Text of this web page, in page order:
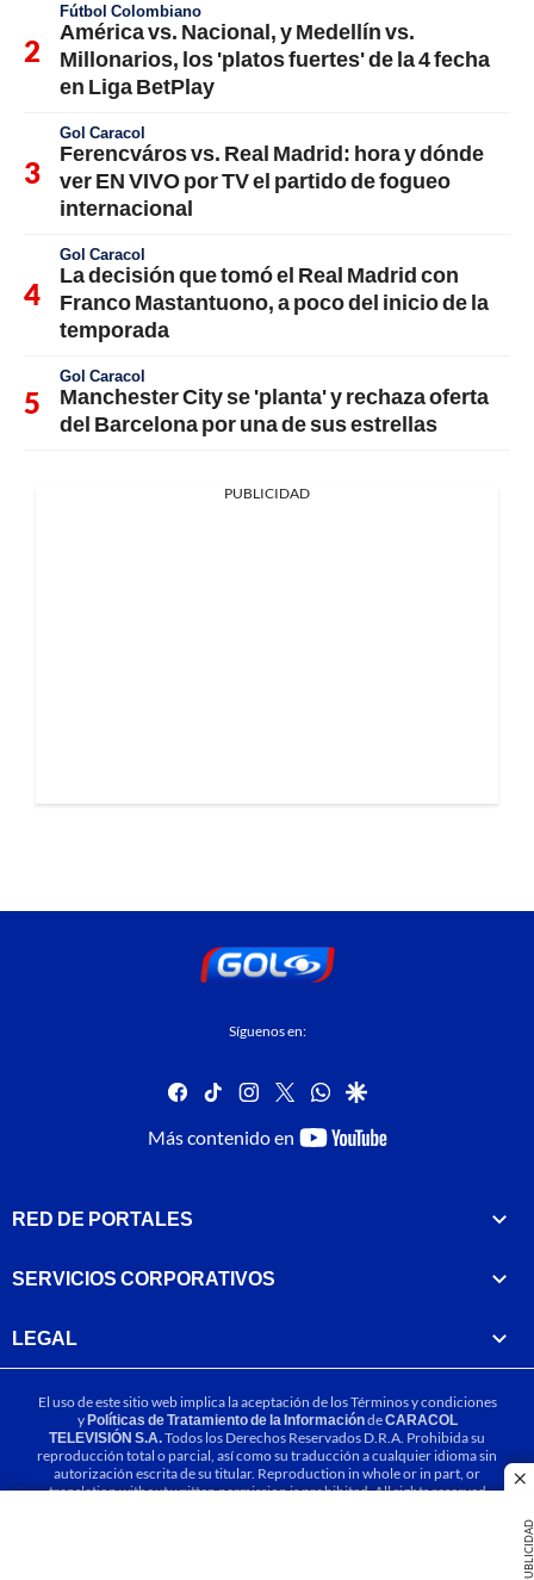
PUBLICIDAD
Fútbol Colombiano
América vs. Nacional, y Medellín vs.
Millonarios, los 'platos fuertes' de la 4 fecha
en Liga BetPlay
Gol Caracol
Ferencváros vs. Real Madrid: hora y dónde
ver EN VIVO por TV el partido de fogueo
internacional
Gol Caracol
La decisión que tomó el Real Madrid con
Franco Mastantuono, a poco del inicio de la
temporada
Gol Caracol
Manchester City se 'planta' y rechaza oferta
del Barcelona por una de sus estrellas
PUBLICIDAD
Síguenos en:
facebook
tiktok instagram
twitterwhatsapp
google
Más contenido en
youtube-
RED DE PORTALES
SERVICIOS CORPORATIVOS
LEGAL
El uso de este sitio web implica la aceptación de losTérminos y condiciones
yPolíticas de Tratamiento de la InformacióndeCARACOL
TELEVISIÓN S.A.Todos los Derechos Reservados D.R.A. Prohibida su
reproducción total o parcial, así como su traducción a cualquier idioma sin
autorización escrita de su titular. Reproduction in whole or in part, or
translation without written permission is prohibited. All rights reserved